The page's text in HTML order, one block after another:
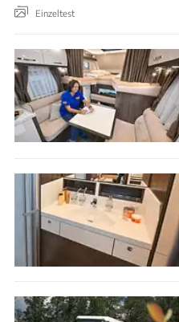
Einzeltest